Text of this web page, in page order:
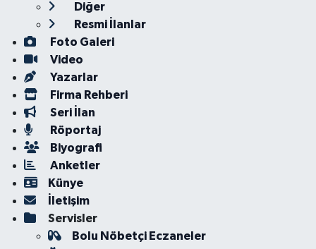
Diğer
Resmi İlanlar
Foto Galeri
Video
Yazarlar
Firma Rehberi
Seri İlan
Röportaj
Biyografi
Anketler
Künye
İletişim
Servisler
Bolu Nöbetçi Eczaneler